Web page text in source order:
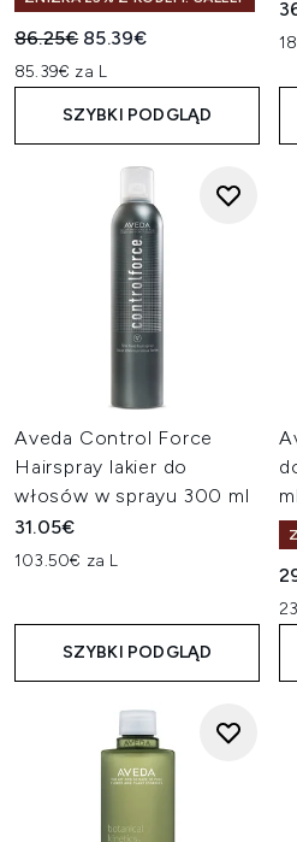
Sugerowana cena detaliczna:
86.25€ Aktualna cena:
85.39€
85.39€ za L
SZYBKI PODGLĄD
Aveda Control Force
Hairspray lakier do
włosów w sprayu 300 ml
31.05€
103.50€ za L
SZYBKI PODGLĄD
ml